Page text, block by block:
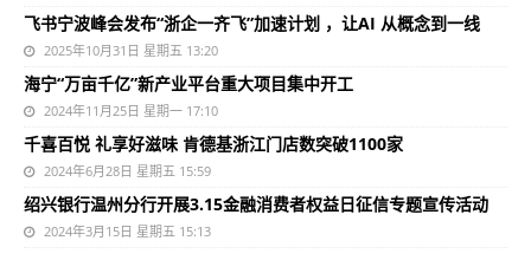
飞书宁波峰会发布“浙企一齐飞”加速计划 ，让AI 从概念到一线
2025年10月31日 星期五 13:20
海宁“万亩千亿”新产业平台重大项目集中开工
2024年11月25日 星期一 17:10
千喜百悦 礼享好滋味 肯德基浙江门店数突破1100家
2024年6月28日 星期五 15:59
绍兴银行温州分行开展3.15金融消费者权益日征信专题宣传活动
2024年3月15日 星期五 15:13